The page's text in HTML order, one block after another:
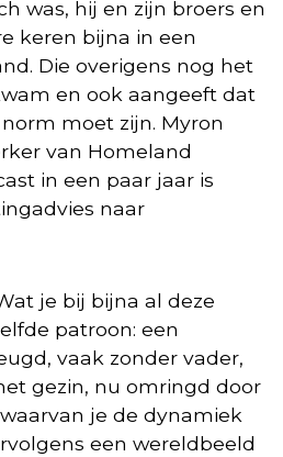
was, hij en zijn broers en
keren bijna in een
Die overigens nog het
en ook aangeeft dat
moet zijn. Myron
van Homeland
in een paar jaar is
naar
je bij bijna al deze
patroon: een
vaak zonder vader,
gezin, nu omringd door
je de dynamiek
een wereldbeeld